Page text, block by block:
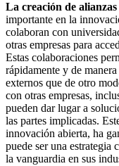
La creación de alianzas
importante en la
colaboran con
otras empresas para
Estas colaboraciones
rápidamente y de
externos que de otro
con otras empresas,
pueden dar lugar a
las partes implicadas.
innovación abierta, ha
puede ser una estrategia
la vanguardia en sus